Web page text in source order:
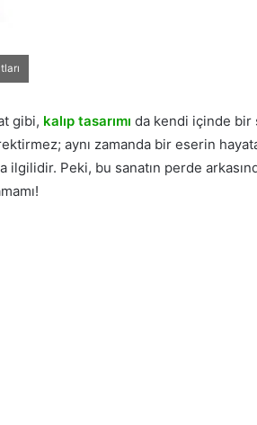
gibi, kalıp tasarımı da kendi içinde bir
aynı zamanda bir eserin
ilgilidir. Peki, bu sanatın perde